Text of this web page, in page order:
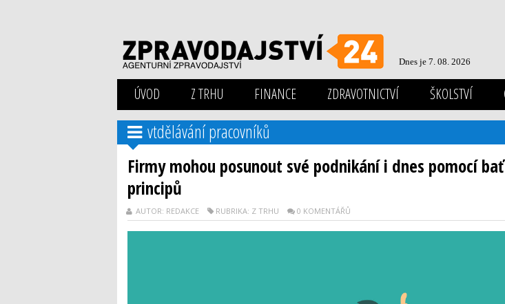
Dnes je 7. 08. 2026
ÚVOD Z TRHU FINANCE ZDRAVOTNICTVÍ ŠKOLSTVÍ
vtdělávání pracovníků
Firmy mohou posunout své podnikání i dnes pomocí
principů
AUTOR: REDAKCE RUBRIKA: Z TRHU 0 KOMENTÁŘŮ